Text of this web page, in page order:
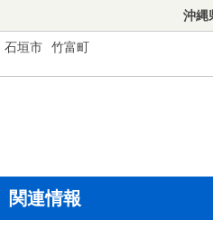
沖縄
石垣市 竹富町
関連情報